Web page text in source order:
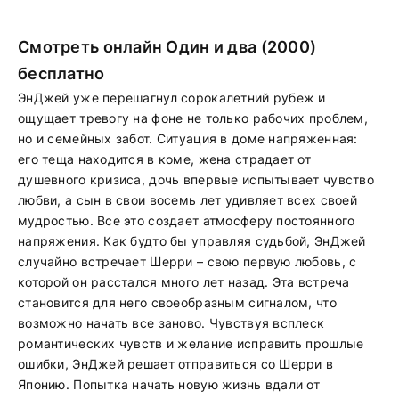
Смотреть онлайн Один и два (2000)
бесплатно
ЭнДжей уже перешагнул сорокалетний рубеж и
ощущает тревогу на фоне не только рабочих проблем,
но и семейных забот. Ситуация в доме напряженная:
его теща находится в коме, жена страдает от
душевного кризиса, дочь впервые испытывает чувство
любви, а сын в свои восемь лет удивляет всех своей
мудростью. Все это создает атмосферу постоянного
напряжения. Как будто бы управляя судьбой, ЭнДжей
случайно встречает Шерри – свою первую любовь, с
которой он расстался много лет назад. Эта встреча
становится для него своеобразным сигналом, что
возможно начать все заново. Чувствуя всплеск
романтических чувств и желание исправить прошлые
ошибки, ЭнДжей решает отправиться со Шерри в
Японию. Попытка начать новую жизнь вдали от